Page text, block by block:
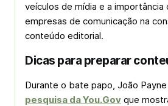
veículos de mídia e a importância
empresas de comunicação na
conteúdo editorial.
Dicas para preparar
Durante o bate papo, João
pesquisa da You.Gov que